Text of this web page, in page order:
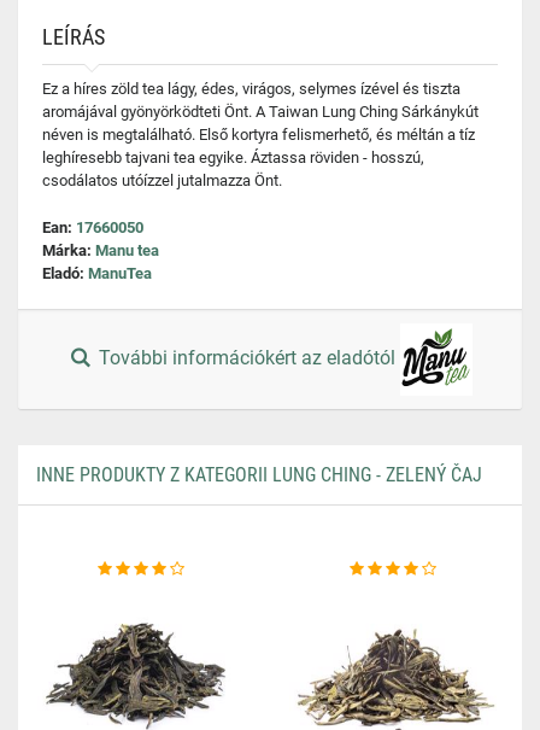
LEÍRÁS
Ez a híres zöld tea lágy, édes, virágos, selymes ízével és tiszta
aromájával gyönyörködteti Önt. A Taiwan Lung Ching Sárkánykút
néven is megtalálható. Első kortyra felismerhető, és méltán a tíz
leghíresebb tajvani tea egyike. Áztassa röviden - hosszú,
csodálatos utóízzel jutalmazza Önt.
Ean: 17660050
Márka: Manu tea
Eladó: ManuTea
További információkért az eladótól
INNE PRODUKTY Z KATEGORII LUNG CHING - ZELENÝ ČAJ